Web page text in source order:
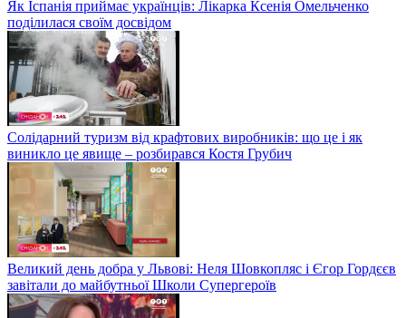
Як Іспанія приймає українців: Лікарка Ксенія Омельченко
поділилася своїм досвідом
Солідарний туризм від крафтових виробників: що це і як
виникло це явище – розбирався Костя Грубич
Великий день добра у Львові: Неля Шовкопляс і Єгор Гордєєв
завітали до майбутньої Школи Супергероїв